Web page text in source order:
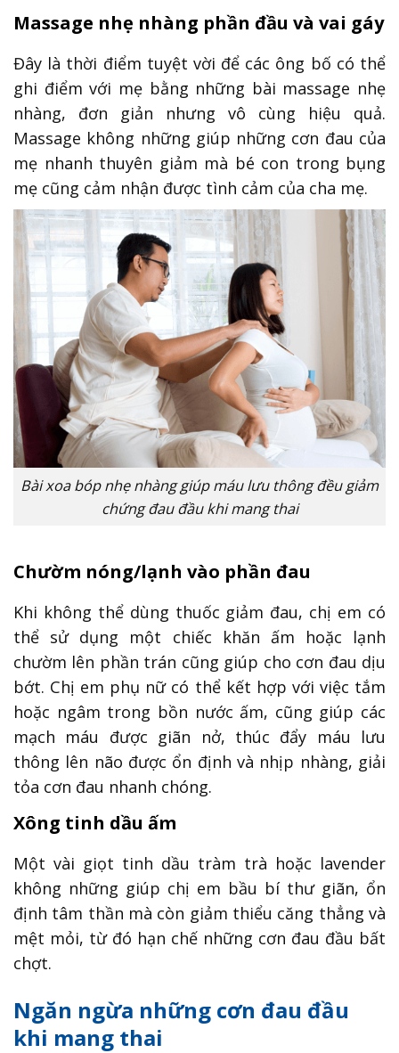
Massage nhẹ nhàng phần đầu và vai gáy
Đây là thời điểm tuyệt vời để các ông bố có thể
ghi điểm với mẹ bằng những bài massage nhẹ
nhàng, đơn giản nhưng vô cùng hiệu quả.
Massage không những giúp những cơn đau của
mẹ nhanh thuyên giảm mà bé con trong bụng
mẹ cũng cảm nhận được tình cảm của cha mẹ.
Bài xoa bóp nhẹ nhàng giúp máu lưu thông đều giảm
chứng đau đầu khi mang thai
Chườm nóng/lạnh vào phần đau
Khi không thể dùng thuốc giảm đau, chị em có
thể sử dụng một chiếc khăn ấm hoặc lạnh
chườm lên phần trán cũng giúp cho cơn đau dịu
bớt. Chị em phụ nữ có thể kết hợp với việc tắm
hoặc ngâm trong bồn nước ấm, cũng giúp các
mạch máu được giãn nở, thúc đẩy máu lưu
thông lên não được ổn định và nhịp nhàng, giải
tỏa cơn đau nhanh chóng.
Xông tinh dầu ấm
Một vài giọt tinh dầu tràm trà hoặc lavender
không những giúp chị em bầu bí thư giãn, ổn
định tâm thần mà còn giảm thiểu căng thẳng và
mệt mỏi, từ đó hạn chế những cơn đau đầu bất
chợt.
Ngăn ngừa những cơn đau đầu
khi mang thai